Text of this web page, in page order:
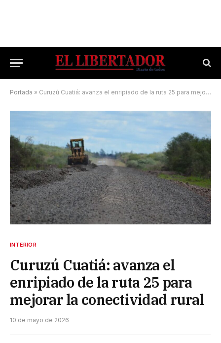
Portada » Curuzú Cuatiá: avanza el enripiado de la ruta 25 para mejorar la conectividad rural
INTERIOR
Curuzú Cuatiá: avanza el
enripiado de la ruta 25 para
mejorar la conectividad rural
10 de mayo de 2026